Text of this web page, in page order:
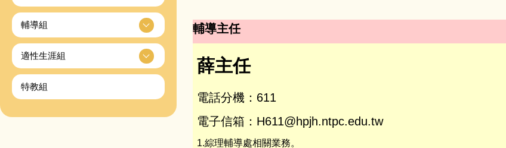
輔導組
適性生涯組
特教組
輔導主任
薛主任
電話分機：611
電子信箱：H611@hpjh.ntpc.edu.tw
1.綜理輔導處相關業務。